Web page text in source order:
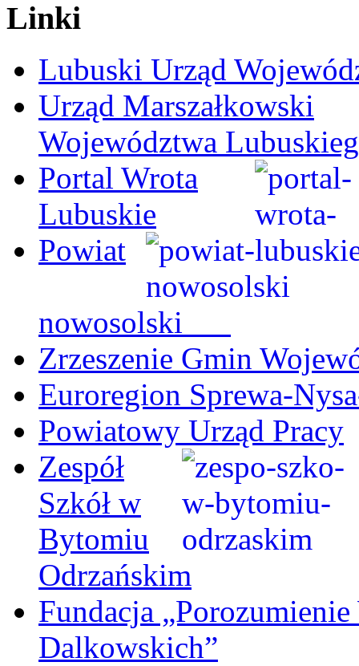
Linki
Lubuski Urząd
Urząd Marszałkowski
Województwa
Portal Wrota
Lubuskie
Powiat
nowosolski
Zrzeszenie Gmin
Euroregion Sprewa-
Powiatowy Urząd Pracy
Zespół
Szkół w
Bytomiu
Odrzańskim
Fundacja
Dalkowskich”